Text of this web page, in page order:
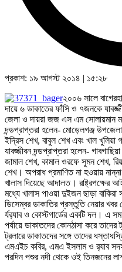
প্রকাশ: ১৯ আগস্ট ২০১৪ | ১৫:২৮
২০০৬ সালে
দায়ে ৬ ডাকাতের ফাঁসি ও ৭জনকে
জেলা ও দায়রা জজ এস এম সোলায়মান
দন্ডপ্রাপ্তরা হলেন- মোড়েলগঞ্জ
ইদ্রিস শেখ, বাবুল শেখ এবং খাল
যাবজ্জীবন দন্ডপ্রাপ্তরা হলেন-
জামাল শেখ, কামাল ওরফে সুমন শেখ,
শেখ। অপরাধ প্রমাণিত না হওয়ায়
খালাস দিয়েছে আদালত। রাষ্ট্রপক্ষের
মধ্যে খালাস পাওয়া দুইজন ছাড়া
ডিসেম্বর ডাকাতির প্রস্তুতি নেয়ার
র্যর‌্যাব ও কোস্টগার্ডের একটি দল। এ
পর্যায়ে ডাকাতদের কোনঠাসা করে
ট্রলারে ডাকাতদের সঙ্গে তাদের
এমএইচ কবির, এমএ ইসলাম ও র‌্যাব
পরদিন পশুর নদী থেকে ওই তিনজনের